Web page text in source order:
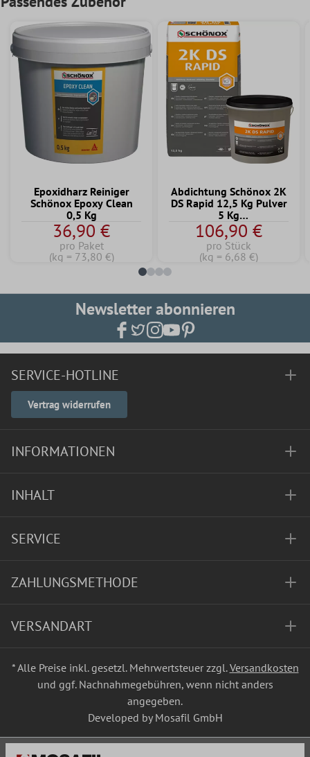
Epoxidharz Reiniger
Schönox Epoxy Clean
0,5 Kg
36,90 €
pro Paket
(kg = 73,80 €)
Abdichtung Schönox 2K
DS Rapid 12,5 Kg Pulver
5 Kg
Dispersionskomponente
106,90 €
pro Stück
(kg = 6,68 €)
Newsletter abonnieren
SERVICE-HOTLINE
Vertrag widerrufen
INFORMATIONEN
INHALT
SERVICE
ZAHLUNGSMETHODE
VERSANDART
* Alle Preise inkl. gesetzl. Mehrwertsteuer zzgl.Versandkosten
und ggf. Nachnahmegebühren, wenn nicht anders
angegeben.
Developed by Mosafil GmbH